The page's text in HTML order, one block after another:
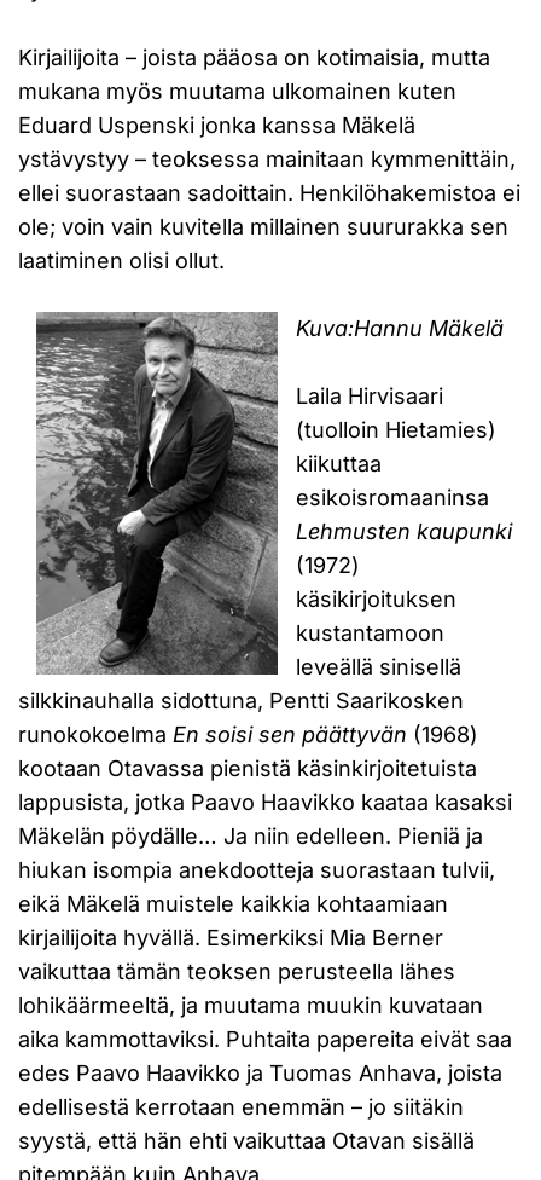
Kirjailijoita – joista pääosa on kotimaisia, mutta
mukana myös muutama ulkomainen kuten
Eduard Uspenski jonka kanssa Mäkelä
ystävystyy – teoksessa mainitaan kymmenittäin,
ellei suorastaan sadoittain. Henkilöhakemistoa ei
ole; voin vain kuvitella millainen suururakka sen
laatiminen olisi ollut.
Kuva:Hannu Mäkelä
Laila Hirvisaari
(tuolloin Hietamies)
kiikuttaa
esikoisromaaninsa
Lehmusten kaupunki
(1972)
käsikirjoituksen
kustantamoon
leveällä sinisellä
silkkinauhalla sidottuna, Pentti Saarikosken
runokokoelma En soisi sen päättyvän (1968)
kootaan Otavassa pienistä käsinkirjoitetuista
lappusista, jotka Paavo Haavikko kaataa kasaksi
Mäkelän pöydälle… Ja niin edelleen. Pieniä ja
hiukan isompia anekdootteja suorastaan tulvii,
eikä Mäkelä muistele kaikkia kohtaamiaan
kirjailijoita hyvällä. Esimerkiksi Mia Berner
vaikuttaa tämän teoksen perusteella lähes
lohikäärmeeltä, ja muutama muukin kuvataan
aika kammottaviksi. Puhtaita papereita eivät saa
edes Paavo Haavikko ja Tuomas Anhava, joista
edellisestä kerrotaan enemmän – jo siitäkin
syystä, että hän ehti vaikuttaa Otavan sisällä
pitempään kuin Anhava.